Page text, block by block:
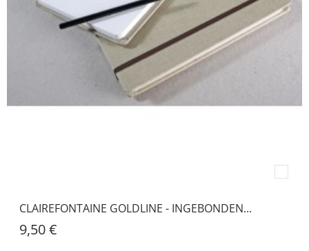
CLAIREFONTAINE GOLDLINE - INGEBONDEN...
9,50 €